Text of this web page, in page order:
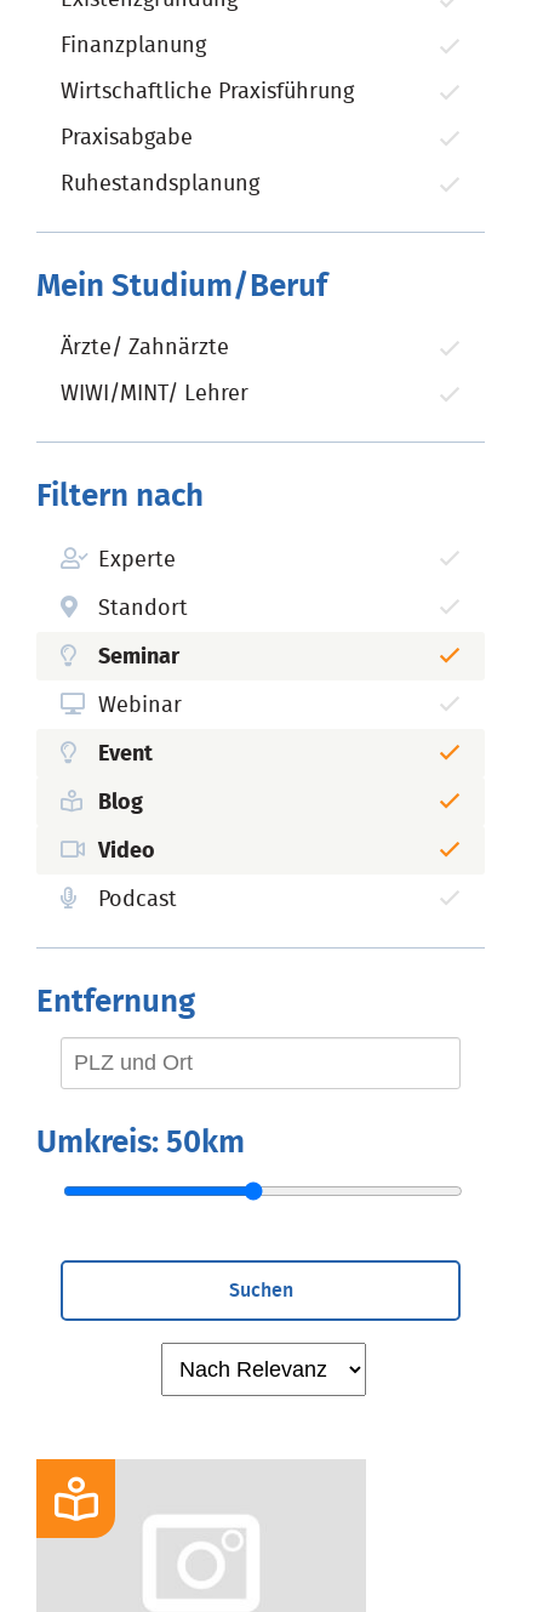
Finanzplanung
Wirtschaftliche Praxisführung
Praxisabgabe
Ruhestandsplanung
Mein Studium/Beruf
Ärzte/ Zahnärzte
WIWI/MINT/ Lehrer
Filtern nach
Experte
Standort
Seminar
Webinar
Event
Blog
Video
Podcast
Entfernung
Umkreis: 50km
Suchen